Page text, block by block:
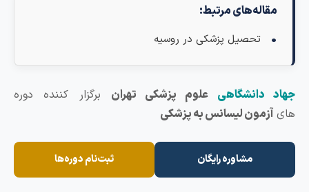
مقاله‌های مرتبط:
تحصیل پزشکی در روسیه
دانشگاهیعلوم پزشکی تهرانبرگزار کننده دوره
آزمون لیسانس به پزشکی
مشاوره رایگان ثبت‌نام دوره‌ها